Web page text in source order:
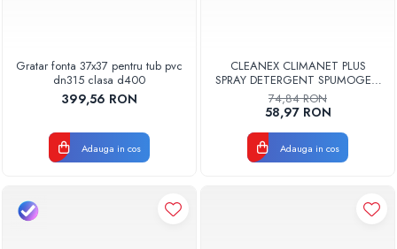
Gratar fonta 37x37 pentru tub pvc
dn315 clasa d400
399,56 RON
Adauga in cos
CLEANEX CLIMANET PLUS
SPRAY DETERGENT SPUMOGEN
PENTRU CURATAREA
APARATELOR DE AER
CONDITIONAT
CLINETPLUS0600
74,84 RON
58,97 RON
Adauga in cos